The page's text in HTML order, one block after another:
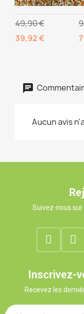
49,90 €
39,92 €
Aucun avis
Suivez-nous sur
Inscrivez-
Recevez les